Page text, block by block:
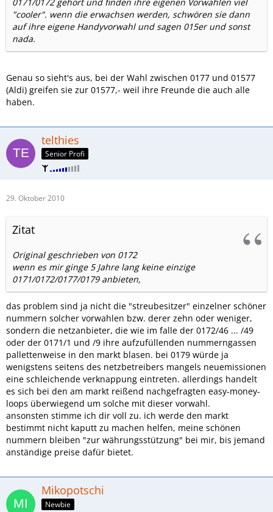
"cooler". wenn die erwachsen werden, schwören sie dann
auf ihre eigene Handyvorwahl und sagen 015er und sonst
nada.
Genau so sieht's aus, bei der Wahl zwischen 0177 und 01577
(Aldi) greifen sie zur 01577,- weil ihre Freunde die auch alle
haben.
telthies
Senior Profi
29. Oktober 2010
Zitat
Original geschrieben von 0172
wenn es mir ginge 5 Jahre lang keine einzige
0171/0172/0177/0179 anbieten,
das problem sind ja nicht die "streubesitzer" einzelner schöner
nummern solcher vorwahlen bzw. derer zehn oder weniger,
sondern die netzanbieter, die wie im falle der 0172/46 ... /49
oder der 0171/1 und /9 ihre aufzufüllenden nummerngassen
pallettenweise in den markt blasen. bei 0179 würde ja
wenigstens seitens des netzbetreibers mangels neuemissionen
eine schleichende verknappung eintreten. allerdings handelt
es sich bei den am markt reißend nachgefragten easy-money-
loops überwiegend um solche mit dieser vorwahl.
ansonsten stimme ich dir voll zu. ich werde den markt
bestimmt nicht kaputt zu machen helfen, meine schönen
nummern bleiben "zur währungsstützung" bei mir, bis jemand
anständige preise dafür bietet.
Mikopotschi
Newbie